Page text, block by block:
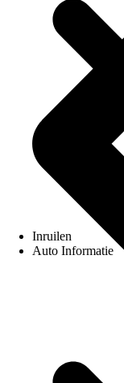
Inruilen
Auto Informatie